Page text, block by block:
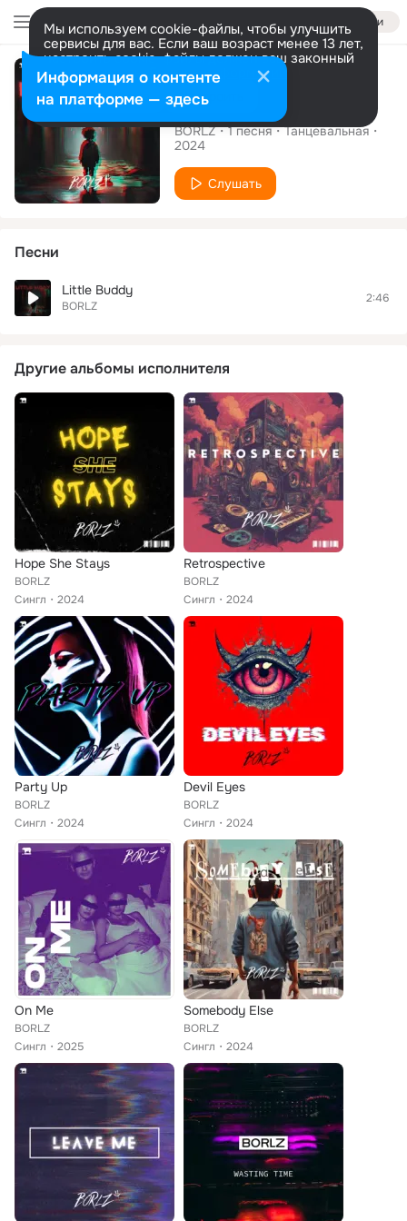
Войти
Мы используем cookie-файлы, чтобы улучшить
сервисы для вас. Если ваш возраст менее 13 лет,
настроить cookie-файлы должен ваш законный
представитель. Больше информации
Разрешить все Настроить
Сингл
Little Buddy
BORLZ 1песня
Танцевальная
2024
Слушать
Песни
Little Buddy
BORLZ
2:46
Другие альбомы исполнителя
Hope She Stays
BORLZ
Сингл
2024
Retrospective
BORLZ
Сингл
2024
Party Up
BORLZ
Сингл
2024
Devil Eyes
BORLZ
Сингл
2024
On Me
BORLZ
Сингл
2025
Somebody Else
BORLZ
Сингл
2024
Информация о контенте
на платформе — здесь